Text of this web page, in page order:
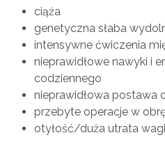
ciąża
genetyczna słaba
intensywne ćwiczenia
nieprawidłowe nawyki i
codziennego
nieprawidłowa postawa
przebyte operacje w
otyłość/duża utrata wagi